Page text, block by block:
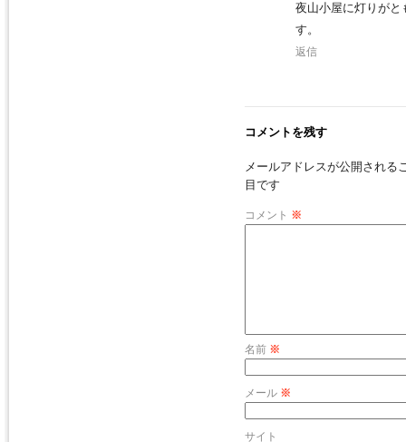
夜山小屋に灯りがと
す。
返信
コメントを残す
メールアドレスが公開される
目です
コメント ※
名前 ※
メール ※
サイト